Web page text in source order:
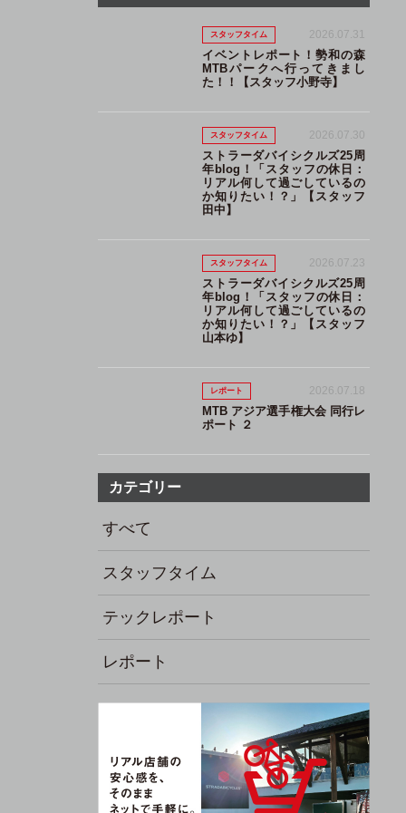
スタッフタイム 2026.07.31
イベントレポート！勢和の森
MTBパークへ行ってきまし
た！！【スタッフ小野寺】
スタッフタイム 2026.07.30
ストラーダバイシクルズ25周
年blog！「スタッフの休日：
リアル何して過ごしているの
か知りたい！？」【スタッフ
田中】
スタッフタイム 2026.07.23
ストラーダバイシクルズ25周
年blog！「スタッフの休日：
リアル何して過ごしているの
か知りたい！？」【スタッフ
山本ゆ】
レポート 2026.07.18
MTB アジア選手権大会 同行レ
ポート ２
カテゴリー
すべて
スタッフタイム
テックレポート
レポート